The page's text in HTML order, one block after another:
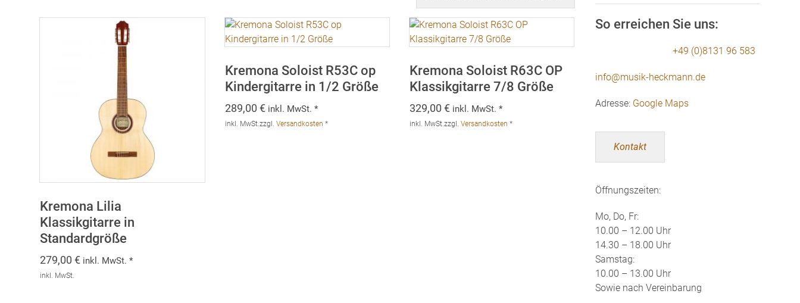
sortiert:
aufsteigend
Kremona Lilia
Klassikgitarre in
Standardgröße
279,00€ inkl. MwSt. *
inkl. MwSt.
Kremona Soloist R53C op
Kindergitarre in 1/2 Größe
289,00 € inkl. MwSt. *
inkl. MwSt.zzgl. Versandkosten *
Kremona Soloist R63C OP
Klassikgitarre 7/8 Größe
329,00€ inkl. MwSt. *
inkl. MwSt.zzgl.Versandkosten *
So erreichen Sie uns:
+49 (0)8131 96 583
info@musik-heckmann.de
Adresse: Google Maps
Kontakt
Öffnungszeiten:
Mo, Do, Fr:
10.00 – 12.00 Uhr
14.30 – 18.00 Uhr
Samstag:
10.00 – 13.00 Uhr
Sowie nach Vereinbarung